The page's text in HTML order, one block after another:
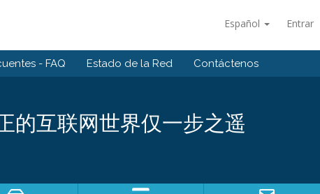
Español Entrar
- FAQ Estado de la Red Contáctenos
的互联网世界仅一步之遥